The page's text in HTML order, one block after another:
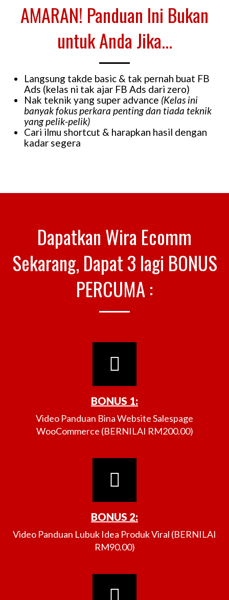
AMARAN! Panduan Ini Bukan
untuk Anda Jika...
Langsung takde basic & tak pernah buat FB
Ads (kelas ni tak ajar FB Ads dari zero)
Nak teknik yang super advance (Kelas ini
banyak fokus perkara penting dan tiada teknik
yang pelik-pelik)
Cari ilmu shortcut & harapkan hasil dengan
kadar segera
Dapatkan Wira Ecomm
Sekarang, Dapat 3 lagi BONUS
PERCUMA :
BONUS 1:
Video Panduan Bina Website Salespage
WooCommerce (BERNILAI RM200.00)
BONUS 2:
Video Panduan Lubuk Idea Produk Viral (BERNILAI
RM90.00)